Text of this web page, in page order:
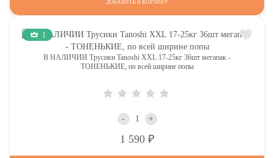
ДОБАВИТЬ В КОРЗИНУ
1
В НАЛИЧИИ Трусики Tanoshi XXL 17-25кг 36шт мегапак -
ТОНЕНЬКИЕ, по всей ширине попы
- +
1 590